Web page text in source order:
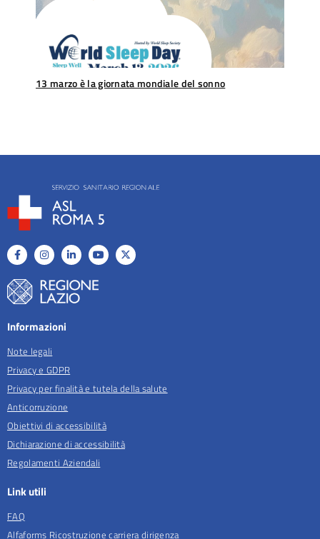
13 marzo è la giornata mondiale del sonno
Informazioni
Note legali
Privacy e GDPR
Privacy per finalità e tutela della salute
Anticorruzione
Obiettivi di accessibilità
Dichiarazione di accessibilità
Regolamenti Aziendali
Link utili
FAQ
Alfaforms Ricostruzione carriera dirigenza